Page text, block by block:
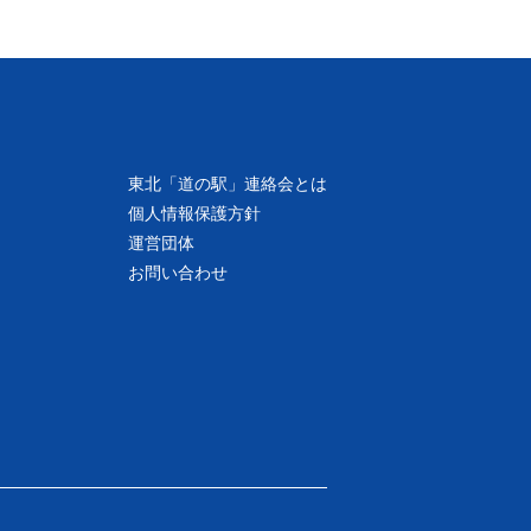
東北「道の駅」連絡会とは
個人情報保護方針
運営団体
お問い合わせ